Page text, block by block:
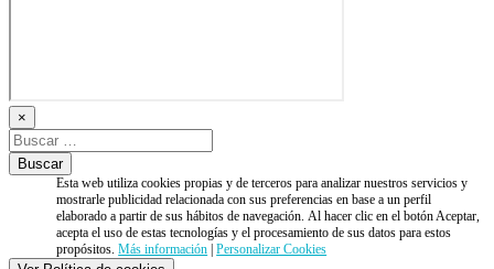
×
Esta web utiliza cookies propias y de terceros para analizar nuestros servicios y
mostrarle publicidad relacionada con sus preferencias en base a un perfil
elaborado a partir de sus hábitos de navegación. Al hacer clic en el botón Aceptar,
acepta el uso de estas tecnologías y el procesamiento de sus datos para estos
propósitos.Más información |Personalizar Cookies